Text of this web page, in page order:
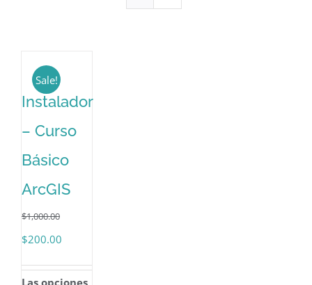
Sale!
Instalador
– Curso
Básico
ArcGIS
$1,000.00
El
precio
$200.00
precio
Las opciones